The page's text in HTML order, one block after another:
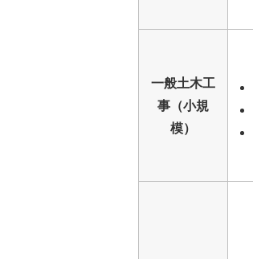
一般土木工
事（小規
模）